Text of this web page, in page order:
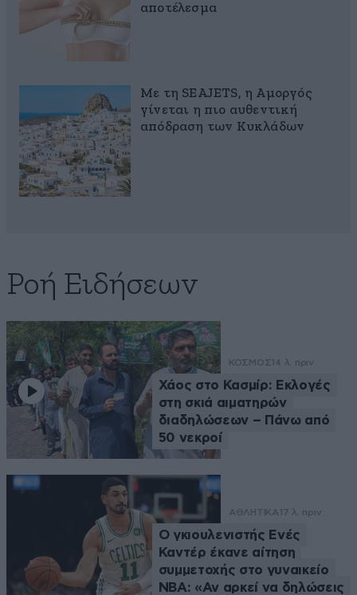
αποτέλεσμα
Με τη SEAJETS, η Αμοργός
γίνεται η πιο αυθεντική
απόδραση των Κυκλάδων
Ροή Ειδήσεων
ΚΟΣΜΟΣ 14 λ. πριν
Χάος στο Κασμίρ: Εκλογές
στη σκιά αιματηρών
διαδηλώσεων – Πάνω από
50 νεκροί
ΑΘΛΗΤΙΚΑ 17 λ. πριν
Ο γκιουλενιστής Ενές
Καντέρ έκανε αίτηση
συμμετοχής στο γυναικείο
ΝΒΑ: «Αν αρκεί να δηλώσεις